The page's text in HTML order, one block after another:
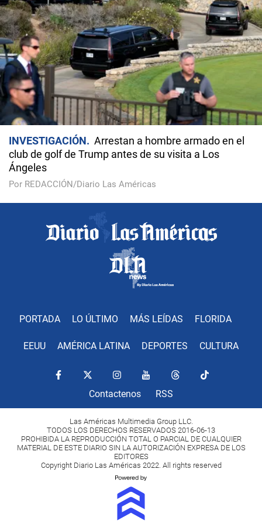
INVESTIGACIÓN
Arrestan a hombre armado en el
club de golf de Trump antes de su visita a Los
Ángeles
Por REDACCIÓN/Diario Las Américas
PORTADA LO ÚLTIMO MÁS LEÍDAS FLORIDA
EEUU AMÉRICA LATINA DEPORTES CULTURA
Contactenos RSS
Las Américas Multimedia Group LLC.
TODOS LOS DERECHOS RESERVADOS 2016-06-13
PROHIBIDA LA REPRODUCCIÓN TOTAL O PARCIAL DE CUALQUIER
MATERIAL DE ESTE DIARIO SIN LA AUTORIZACIÓN EXPRESA DE LOS
EDITORES
Copyright Diario Las Américas 2022. All rights reserved